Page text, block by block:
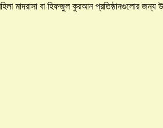
মাদরাসা বা হিফজুল কুরআন প্রতিষ্ঠানগুলোর জন্য